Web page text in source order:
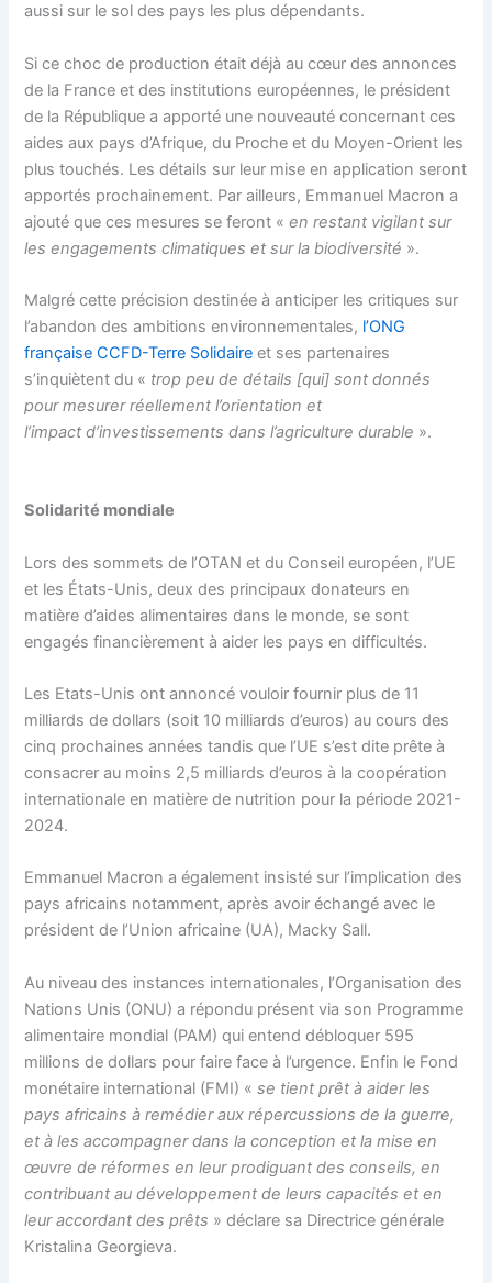
aussi sur le sol des pays les plus dépendants.
Si ce choc de production était déjà au cœur des annonces
de la France et des institutions européennes, le président
de la République a apporté une nouveauté concernant ces
aides aux pays d’Afrique, du Proche et du Moyen-Orient les
plus touchés. Les détails sur leur mise en application seront
apportés prochainement. Par ailleurs, Emmanuel Macron a
ajouté que ces mesures se feront «en restant vigilant sur
les engagements climatiques et sur la biodiversité ».
Malgré cette précision destinée à anticiper les critiques sur
l’abandon des ambitions environnementales, l’ONG
française CCFD-Terre Solidaire et ses partenaires
s’inquiètent du « trop peu de détails [qui] sont donnés
pour mesurer réellement l’orientation et
l’impact d’investissements dans l’agriculture durable ».
Solidarité mondiale
Lors des sommets de l’OTAN et du Conseil européen, l’UE
et les États-Unis, deux des principaux donateurs en
matière d’aides alimentaires dans le monde, se sont
engagés financièrement à aider les pays en difficultés.
Les Etats-Unis ont annoncé vouloir fournir plus de 11
milliards de dollars (soit 10 milliards d’euros) au cours des
cinq prochaines années tandis que l’UE s’est dite prête à
consacrer au moins 2,5 milliards d’euros à la coopération
internationale en matière de nutrition pour la période 2021-
2024.
Emmanuel Macron a également insisté sur l’implication des
pays africains notamment, après avoir échangé avec le
président de l’Union africaine (UA), Macky Sall.
Au niveau des instances internationales, l’Organisation des
Nations Unis (ONU) a répondu présent via son Programme
alimentaire mondial (PAM) qui entend débloquer 595
millions de dollars pour faire face à l’urgence. Enfin le Fond
monétaire international (FMI) «se tient prêt à aider les
pays africains à remédier aux répercussions de la guerre,
et à les accompagner dans la conception et la mise en
œuvre de réformes en leur prodiguant des conseils, en
contribuant au développement de leurs capacités et en
leur accordant des prêts » déclare sa Directrice générale
Kristalina Georgieva.